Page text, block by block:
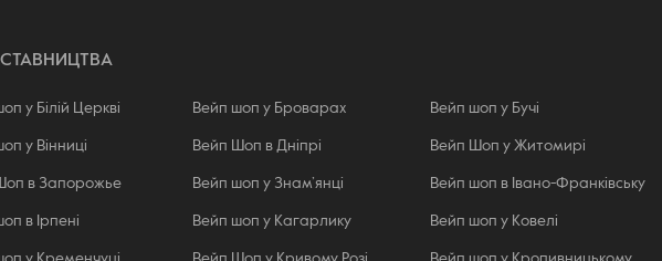
у Білій Церкві Вейп шоп у Броварах Вейп шоп у Бучі
у Вінниці Вейп Шоп в Дніпрі Вейп Шоп у Житомирі
в Запорожье Вейп шоп у Знам’янці Вейп шоп в Івано-Франківську
в Ірпені Вейп шоп у Кагарлику Вейп шоп у Ковелі